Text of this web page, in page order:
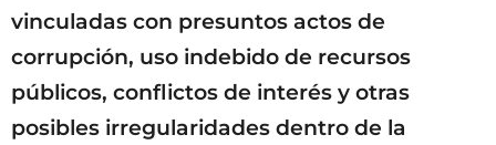
vinculadas con presuntos actos de
corrupción, uso indebido de recursos
públicos, conflictos de interés y otras
posibles irregularidades dentro de la